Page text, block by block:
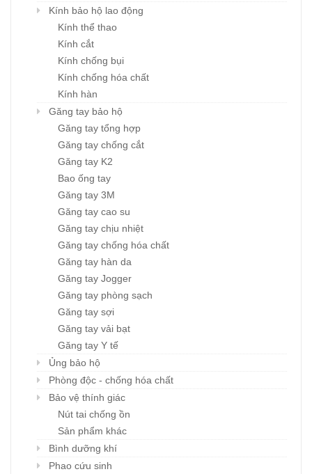
Kính bảo hộ lao động
Kính thể thao
Kính cắt
Kính chống bụi
Kính chống hóa chất
Kính hàn
Găng tay bảo hộ
Găng tay tổng hợp
Găng tay chống cắt
Găng tay K2
Bao ống tay
Găng tay 3M
Găng tay cao su
Găng tay chịu nhiệt
Găng tay chống hóa chất
Găng tay hàn da
Găng tay Jogger
Găng tay phòng sạch
Găng tay sợi
Găng tay vải bạt
Găng tay Y tế
Ủng bảo hộ
Phòng độc - chống hóa chất
Bảo vệ thính giác
Nút tai chống ồn
Sản phẩm khác
Bình dưỡng khí
Phao cứu sinh